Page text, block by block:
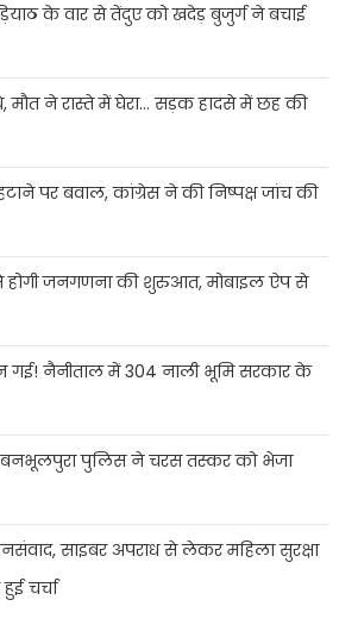
के वार से तेंदुए को खदेड़ बुजुर्ग ने बचाई
ने रास्ते में घेरा… सड़क हादसे में छह की
पर बवाल, कांग्रेस ने की निष्पक्ष जांच की
से होगी जनगणना की शुरुआत, मोबाइल ऐप से
गई! नैनीताल में 304 नाली भूमि सरकार के
बनभूलपुरा पुलिस ने चरस तस्कर को भेजा
साइबर अपराध से लेकर महिला सुरक्षा
चर्चा